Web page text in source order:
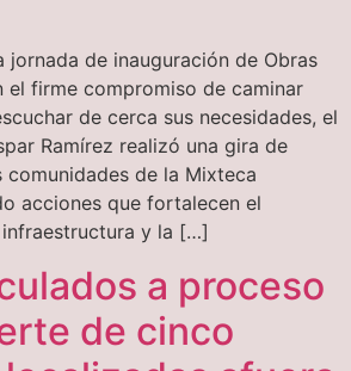
jornada de inauguración de Obras
el firme compromiso de caminar
de cerca sus necesidades, el
Ramírez realizó una gira de
de la Mixteca
acciones que fortalecen el
y la […]
a proceso
de cinco